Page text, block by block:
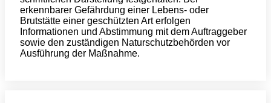
erkennbarer Gefährdung einer Lebens- oder
Brutstätte einer geschützten Art erfolgen
Informationen und Abstimmung mit dem Auftraggeber
sowie den zuständigen Naturschutzbehörden vor
Ausführung der Maßnahme.